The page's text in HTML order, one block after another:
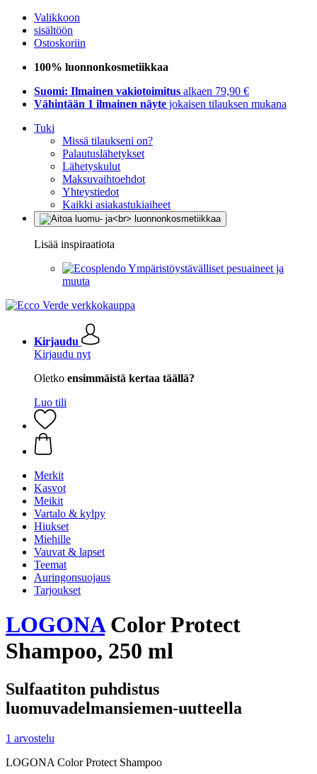
Valikkoon
sisältöön
Ostoskoriin
100% luonnonkosmetiikkaa
Suomi: Ilmainen vakiotoimitus alkaen 79,90 €
Vähintään 1 ilmainen näyte jokaisen tilauksen mukana
Tuki
Missä tilaukseni on?
Palautuslähetykset
Lähetyskulut
Maksuvaihtoehdot
Yhteystiedot
Kaikki asiakastukiaiheet
Lisää inspiraatiota
Ympäristöystävälliset pesuaineet ja
muuta
Kirjaudu
Kirjaudu nyt
Oletko ensimmäistä kertaa täällä?
Luo tili
Merkit
Kasvot
Meikit
Vartalo & kylpy
Hiukset
Miehille
Vauvat & lapset
Teemat
Auringonsuojaus
Tarjoukset
LOGONAColor Protect
Shampoo, 250 ml
Sulfaatiton puhdistus
luomuvadelmansiemen-uutteella
1 arvostelu
LOGONA Color Protect Shampoo